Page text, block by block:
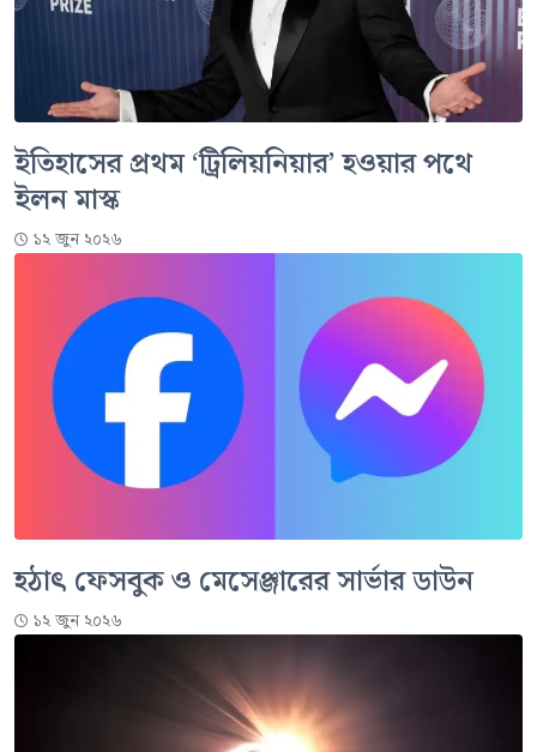
ইতিহাসের প্রথম ‘ট্রিলিয়নিয়ার’ হওয়ার পথে
ইলন মাস্ক
১২ জুন ২০২৬
হঠাৎ ফেসবুক ও মেসেঞ্জারের সার্ভার ডাউন
১২ জুন ২০২৬